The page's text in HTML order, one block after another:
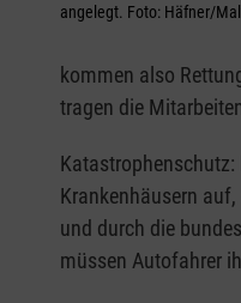
angelegt. Foto: Häfner/
kommen also
tragen die
Krankenhäusern
und durch die
müssen Autofahrer